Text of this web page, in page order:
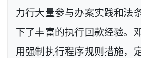
力行大量参与办案实践和法
下了丰富的执行回款经验。
用强制执行程序规则措施，